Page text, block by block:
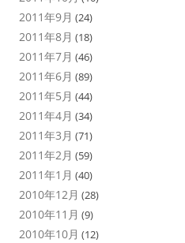
2011年9月 (24)
2011年8月 (18)
2011年7月 (46)
2011年6月 (89)
2011年5月 (44)
2011年4月 (34)
2011年3月 (71)
2011年2月 (59)
2011年1月 (40)
2010年12月 (28)
2010年11月 (9)
2010年10月 (12)